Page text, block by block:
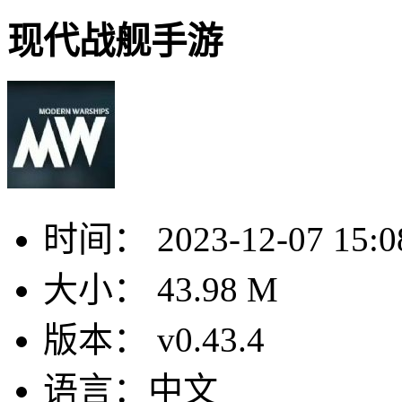
现代战舰手游
时间：
2023-12-07
大小：
43.98 M
版本：
v0.43.4
语言： 中文